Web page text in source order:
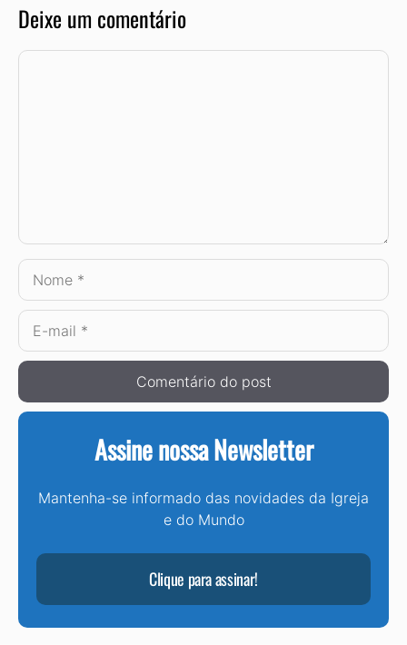
Deixe um comentário
Comentário
Nome
E-
mail
Assine nossa Newsletter
Mantenha-se informado das novidades da Igreja
e do Mundo
Clique para assinar!